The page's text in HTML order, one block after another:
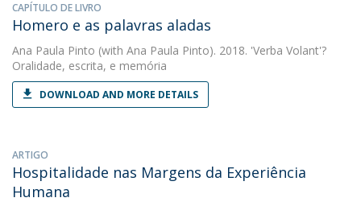
CAPÍTULO DE LIVRO
Homero e as palavras aladas
Ana Paula Pinto (with Ana Paula Pinto). 2018. 'Verba Volant'?
Oralidade, escrita, e memória
DOWNLOAD AND MORE DETAILS
ARTIGO
Hospitalidade nas Margens da Experiência
Humana